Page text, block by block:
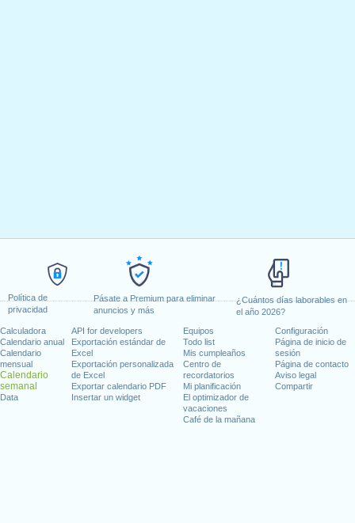
Política de
privacidad
Pásate a Premium para eliminar
anuncios y más
¿Cuántos días laborables en
el año 2026?
Calculadora
Calendario anual
Calendario
mensual
Calendario
semanal
Data
API for developers
Exportación estándar de
Excel
Exportación personalizada
de Excel
Exportar calendario PDF
Insertar un widget
Equipos
Todo list
Mis cumpleaños
Centro de
recordatorios
Mi planificación
El optimizador de
vacaciones
Café de la mañana
Configuración
Página de inicio de
sesión
Página de contacto
Aviso legal
Compartir